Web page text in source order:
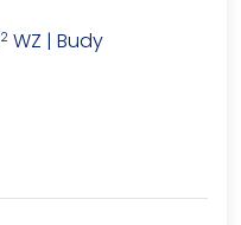
2 WZ | Budy